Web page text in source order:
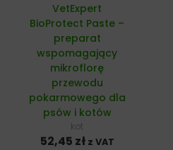
VetExpert
BioProtect Paste –
preparat
wspomagający
mikroflorę
przewodu
pokarmowego dla
psów i kotów
kot
52,45 zł z VAT